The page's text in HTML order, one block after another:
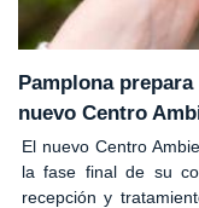
Pamplona
nuevo Centro
El nuevo Centro
la fase final de su
recepción y